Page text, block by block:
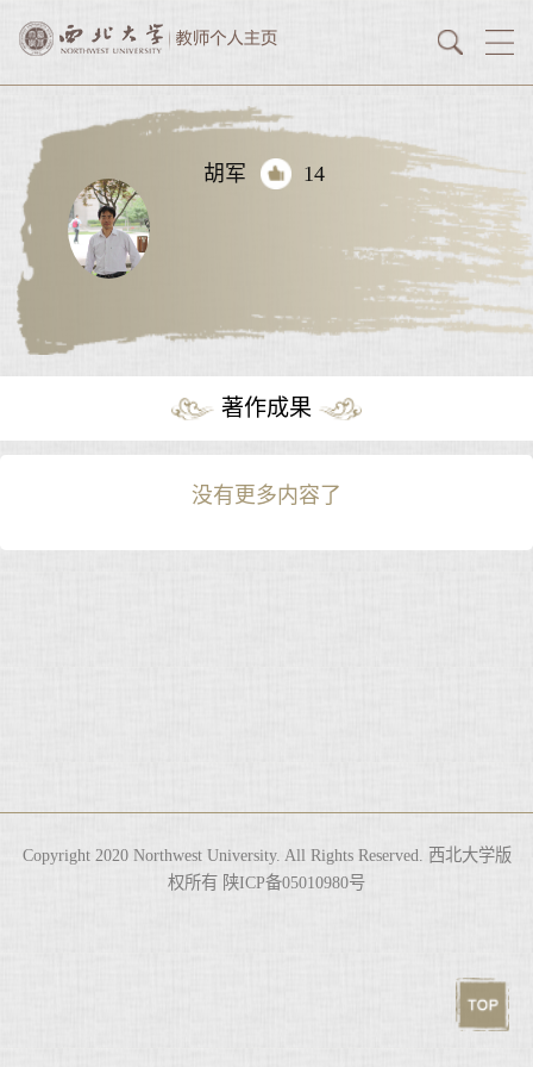
胡军 14
著作成果
没有更多内容了
Copyright 2020 Northwest University. All Rights Reserved. 西北大学版
权所有 陕ICP备05010980号